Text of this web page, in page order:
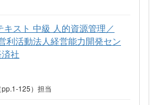
スト 中級 人的資源管理／
利活動法人経営能力開発セン
社
125）担当